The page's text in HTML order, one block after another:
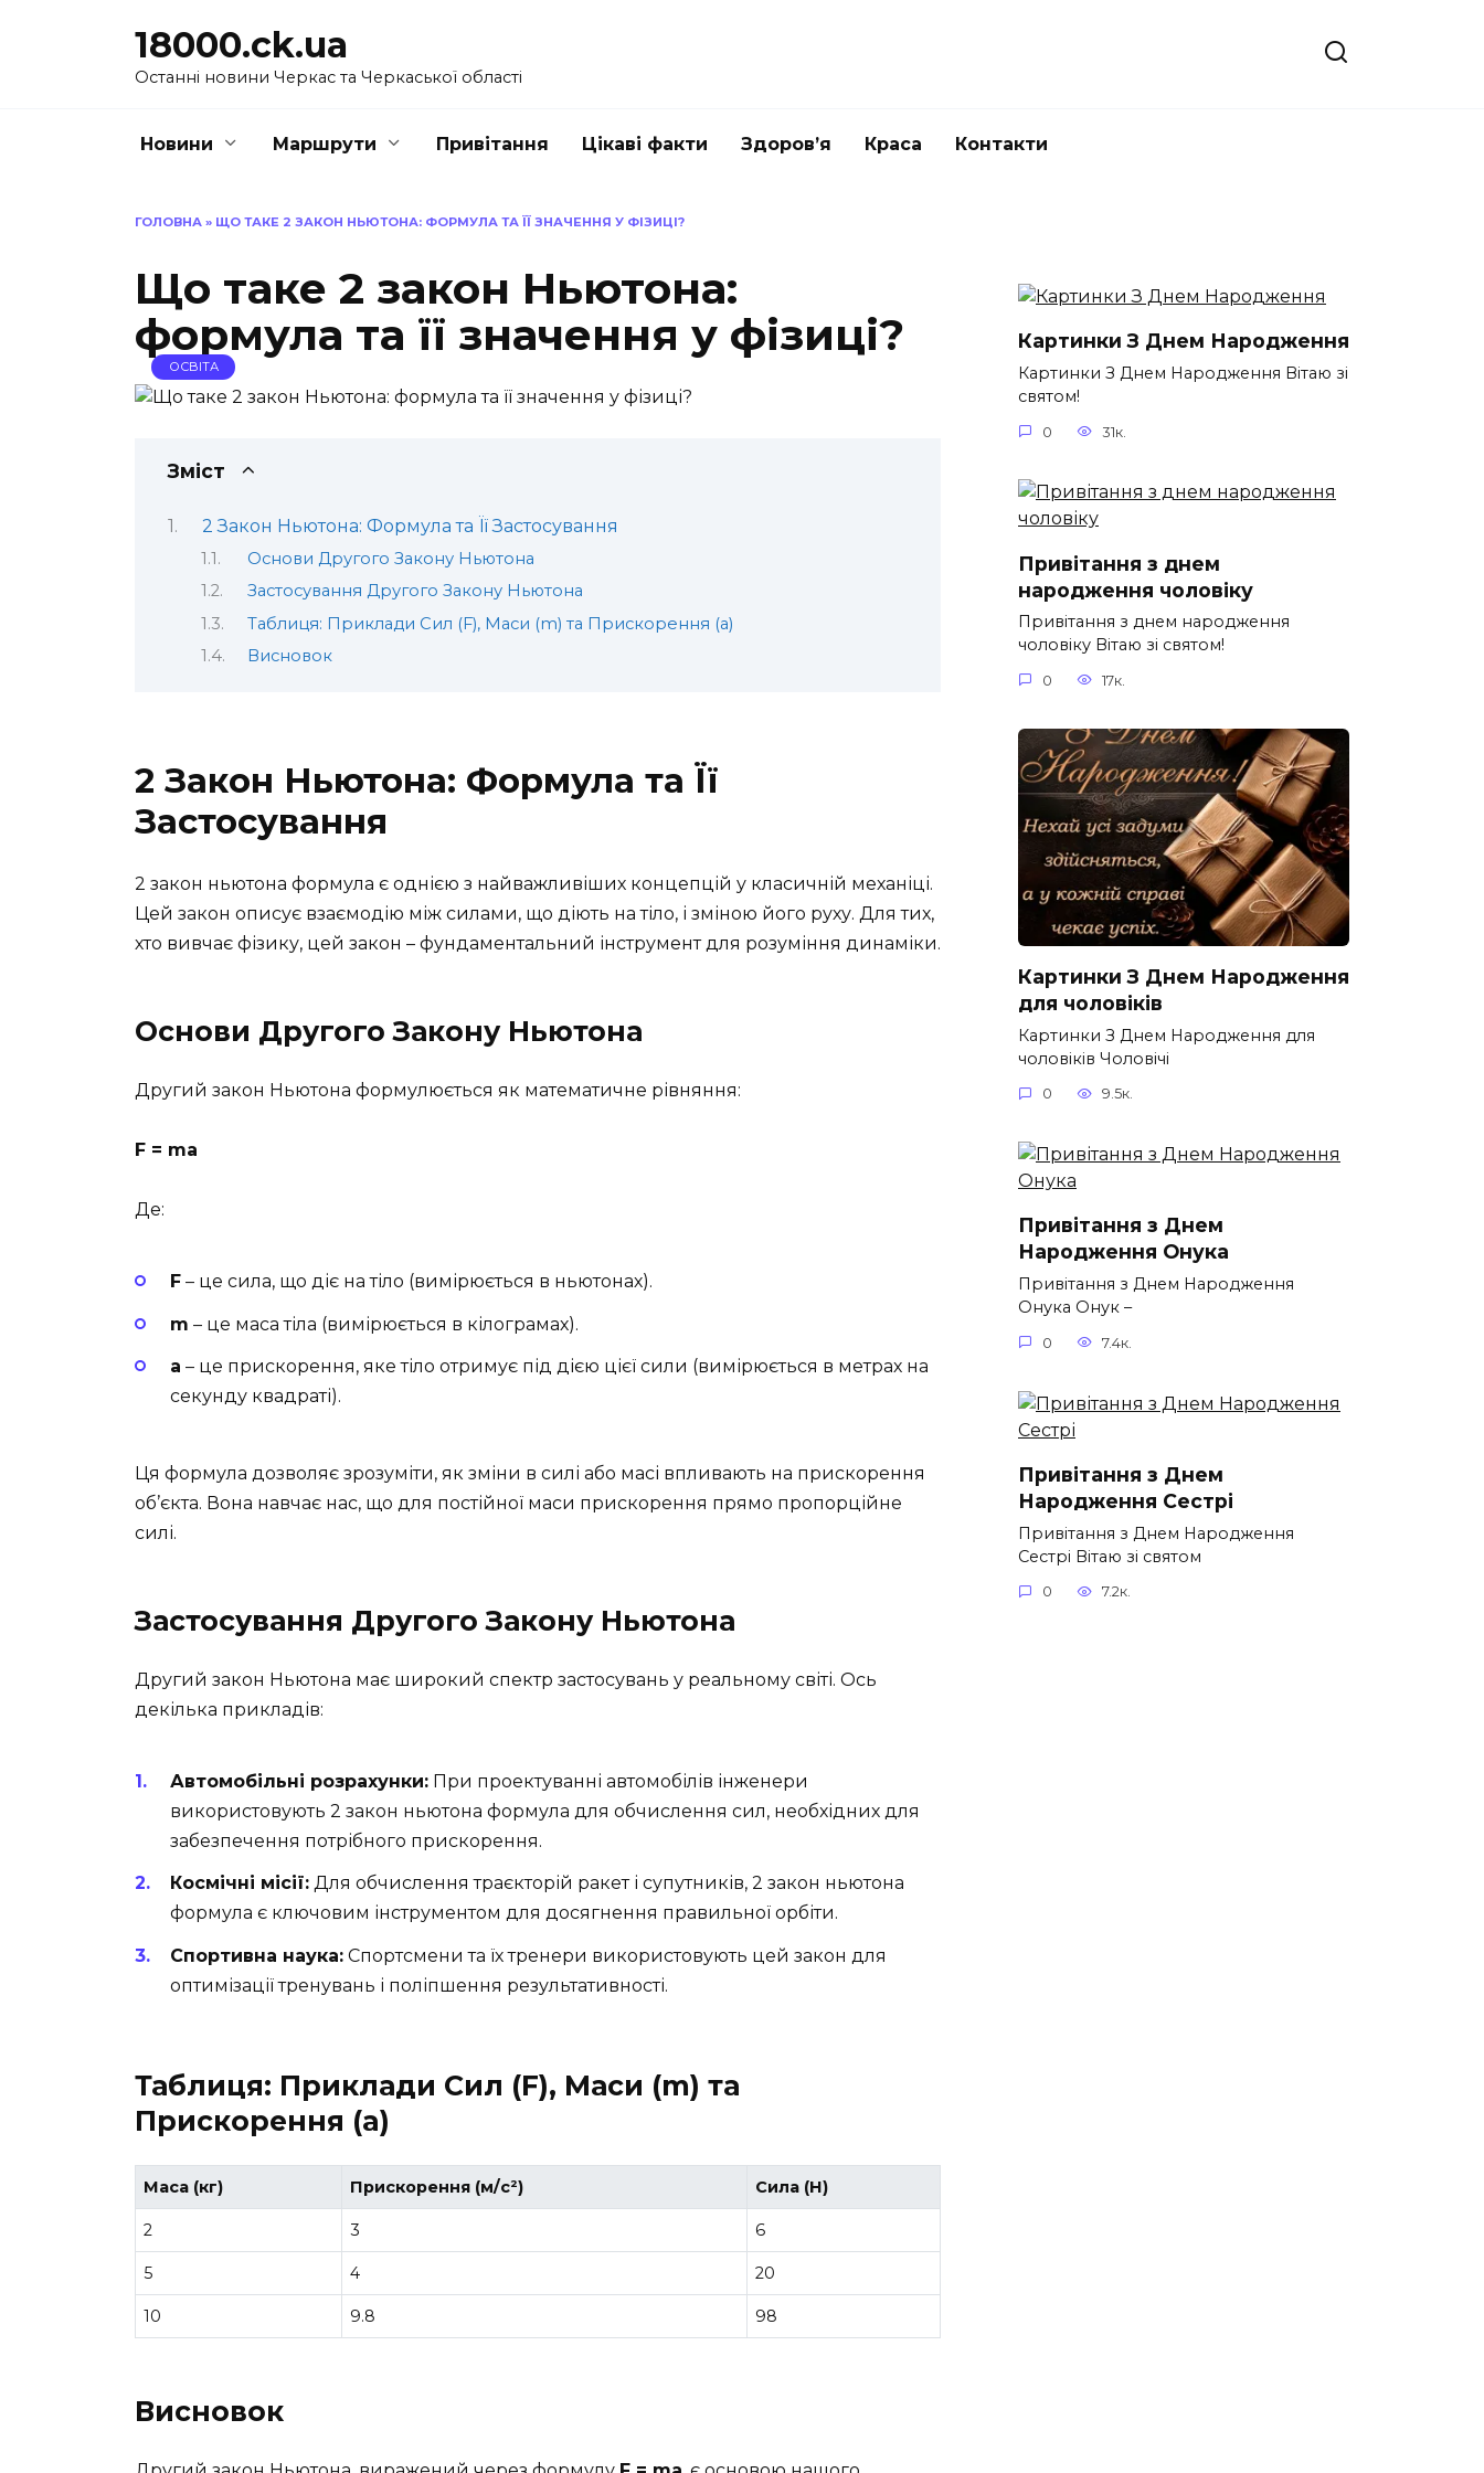
18000.ck.ua
Останні новини Черкас та Черкаської області
Новини Маршрути Привітання Цікаві факти Здоров’я Краса Контакти
ГОЛОВНА » ЩО ТАКЕ 2 ЗАКОН НЬЮТОНА: ФОРМУЛА ТА ЇЇ ЗНАЧЕННЯ У ФІЗИЦІ?
Що таке 2 закон Ньютона:
формула та її значення у фізиці?
ОСВІТА
Зміст
2 Закон Ньютона: Формула та Її Застосування
Основи Другого Закону Ньютона
Застосування Другого Закону Ньютона
Таблиця: Приклади Сил (F), Маси (m) та Прискорення (a)
Висновок
2 Закон Ньютона: Формула та Її
Застосування
2 закон ньютона формула є однією з найважливіших концепцій у класичній механіці.
Цей закон описує взаємодію між силами, що діють на тіло, і зміною його руху. Для тих,
хто вивчає фізику, цей закон – фундаментальний інструмент для розуміння динаміки.
Основи Другого Закону Ньютона
Другий закон Ньютона формулюється як математичне рівняння:
F = ma
Де:
F – це сила, що діє на тіло (вимірюється в ньютонах).
m – це маса тіла (вимірюється в кілограмах).
a – це прискорення, яке тіло отримує під дією цієї сили (вимірюється в метрах на
секунду квадраті).
Ця формула дозволяє зрозуміти, як зміни в силі або масі впливають на прискорення
об’єкта. Вона навчає нас, що для постійної маси прискорення прямо пропорційне
силі.
Застосування Другого Закону Ньютона
Другий закон Ньютона має широкий спектр застосувань у реальному світі. Ось
декілька прикладів:
Автомобільні розрахунки: При проектуванні автомобілів інженери
використовують 2 закон ньютона формула для обчислення сил, необхідних для
забезпечення потрібного прискорення.
Космічні місії: Для обчислення траєкторій ракет і супутників, 2 закон ньютона
формула є ключовим інструментом для досягнення правильної орбіти.
Спортивна наука: Спортсмени та їх тренери використовують цей закон для
оптимізації тренувань і поліпшення результативності.
Таблиця: Приклади Сил (F), Маси (m) та
Прискорення (a)
Маса (кг) Прискорення (м/с²) Сила (Н)
2 3 6
5 4 20
10 9.8 98
Висновок
Картинки З Днем Народження
Картинки З Днем Народження Вітаю зі
святом!
0 31к.
Привітання з днем
народження чоловіку
Привітання з днем народження
чоловіку Вітаю зі святом!
0 17к.
Картинки З Днем Народження
для чоловіків​
Картинки З Днем Народження для
чоловіків​ Чоловічі
0 9.5к.
Привітання з Днем
Народження Онука
Привітання з Днем Народження
Онука Онук –
0 7.4к.
Привітання з Днем
Народження Сестрі
Привітання з Днем Народження
Сестрі Вітаю зі святом
0 7.2к.